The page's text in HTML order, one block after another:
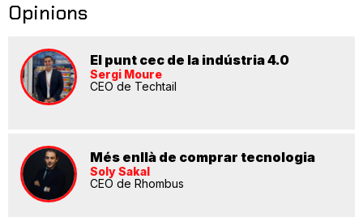
Opinions
El punt cec de la indústria 4.0
Sergi Moure
CEO de Techtail
Més enllà de comprar tecnologia
Soly Sakal
CEO de Rhombus